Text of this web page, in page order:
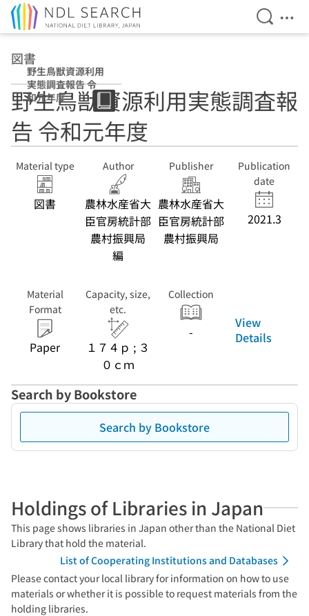
Open
図書
野生鳥獣資源利用
実態調査報告 令
和元年度
野生鳥獣資源利用実態調査報
告 令和元年度
Material type
図書
Author
農林水産省大
臣官房統計部
農村振興局
編
Publisher
農林水産省大
臣官房統計部
農村振興局
Publication
date
2021.3
Material
Format
Paper
Capacity, size,
etc.
１７４ｐ ; ３
０ｃｍ
Collection
-
View
Details
Search by Bookstore
Search by Bookstore
Holdings of Libraries in Japan
This page shows libraries in Japan other than the National Diet
Library that hold the material.
List of Cooperating Institutions and Databases
Please contact your local library for information on how to use
materials or whether it is possible to request materials from the
holding libraries.